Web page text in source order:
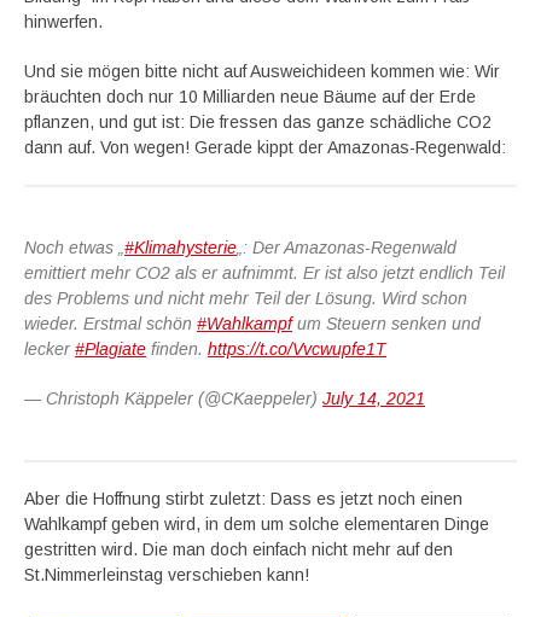
hinwerfen.
Und sie mögen bitte nicht auf Ausweichideen kommen wie: Wir
bräuchten doch nur 10 Milliarden neue Bäume auf der Erde
pflanzen, und gut ist: Die fressen das ganze schädliche CO2
dann auf. Von wegen! Gerade kippt der Amazonas-Regenwald:
Noch etwas „ #Klimahysterie „: Der Amazonas-Regenwald
emittiert mehr CO2 als er aufnimmt. Er ist also jetzt endlich Teil
des Problems und nicht mehr Teil der Lösung. Wird schon
wieder. Erstmal schön #Wahlkampfum Steuern senken und
lecker #Plagiate finden. https://t.co/Vvcwupfe1T
— Christoph Käppeler (@CKaeppeler) July 14, 2021
Aber die Hoffnung stirbt zuletzt: Dass es jetzt noch einen
Wahlkampf geben wird, in dem um solche elementaren Dinge
gestritten wird. Die man doch einfach nicht mehr auf den
St.Nimmerleinstag verschieben kann!